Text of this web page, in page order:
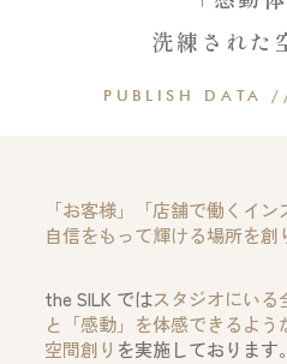
洗練された
PUBLISH DATA
「お客様」「店舗で働くイ
自信をもって輝ける場所を
the SILK ではスタジオにいる
と「感動」を体感できるよ
空間創り を実施しております。